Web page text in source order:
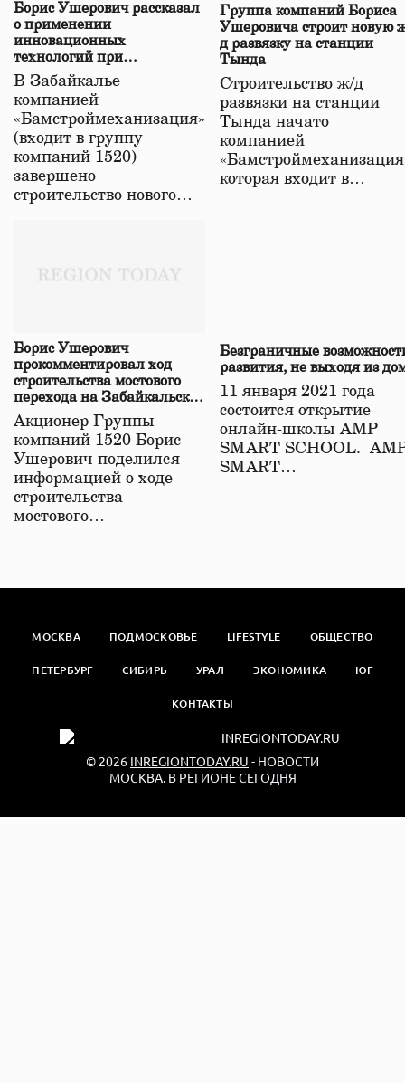
Борис Ушерович рассказал
о применении
инновационных
технологий при
строительстве нового моста
в Забайкалье
В Забайкалье
компанией
«Бамстроймеханизация»
(входит в группу
компаний 1520)
завершено
строительство нового…
Группа компаний Бориса
Ушеровича строит новую
д развязку на станции
Тында
Строительство ж/д
развязки на станции
Тында начато
компанией
которая входит в…
Борис Ушерович
прокомментировал ход
строительства мостового
перехода на Забайкальской
железной дороге
Акционер Группы
компаний 1520 Борис
Ушерович поделился
информацией о ходе
строительства
мостового…
Безграничные
развития, не выходя из
11 января 2021 года
состоится открытие
онлайн-школы АМР
SMART SCHOOL.
SMART…
МОСКВА ПОДМОСКОВЬЕ LIFESTYLE ОБЩЕСТВО
ПЕТЕРБУРГ СИБИРЬ УРАЛ ЭКОНОМИКА ЮГ
КОНТАКТЫ
© 2026 INREGIONTODAY.RU - НОВОСТИ
МОСКВА. В РЕГИОНЕ СЕГОДНЯ